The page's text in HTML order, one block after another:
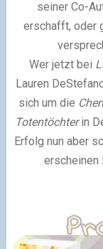
seiner Co-
erschafft, oder
Wer jetzt bei
Lauren
sich um die
Totentöchterin
Erfolg nun aber
erscheinen